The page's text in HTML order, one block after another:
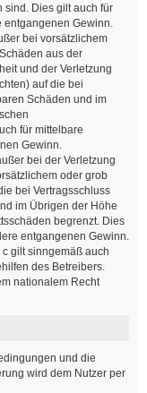
sind. Dies gilt auch für
Gewinn.
bei vorsätzlichem
aus der
und der Verletzung
auf die bei
Schäden und im
für mittelbare
Gewinn.
bei der Verletzung
oder grob
bei Vertragsschluss
im Übrigen der Höhe
begrenzt. Dies
entgangenen Gewinn.
gilt sinngemäß auch
des Betreibers.
nationalem Recht
und die
wird dem Nutzer per